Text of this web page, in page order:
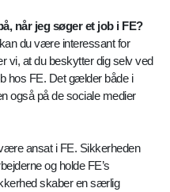
når jeg søger et job i FE?
du være interessant for
vi, at du beskytter dig selv ved
hos FE. Det gælder både i
også på de sociale medier
ansat i FE. Sikkerheden
og holde FE’s
skaber en særlig